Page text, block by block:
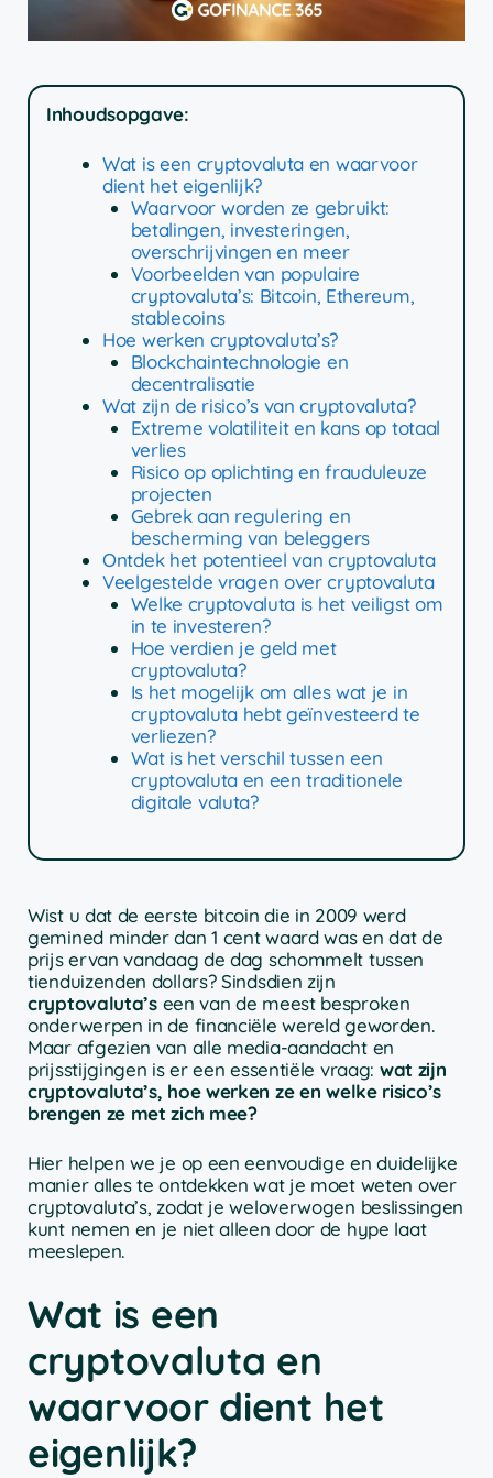
Inhoudsopgave:
Wat is een cryptovaluta en waarvoor
dient het eigenlijk?
Waarvoor worden ze gebruikt:
betalingen, investeringen,
overschrijvingen en meer
Voorbeelden van populaire
cryptovaluta’s: Bitcoin, Ethereum,
stablecoins
Hoe werken cryptovaluta’s?
Blockchaintechnologie en
decentralisatie
Wat zijn de risico’s van cryptovaluta?
Extreme volatiliteit en kans op totaal
verlies
Risico op oplichting en frauduleuze
projecten
Gebrek aan regulering en
bescherming van beleggers
Ontdek het potentieel van cryptovaluta
Veelgestelde vragen over cryptovaluta
Welke cryptovaluta is het veiligst om
in te investeren?
Hoe verdien je geld met
cryptovaluta?
Is het mogelijk om alles wat je in
cryptovaluta hebt geïnvesteerd te
verliezen?
Wat is het verschil tussen een
cryptovaluta en een traditionele
digitale valuta?
Wist u dat de eerste bitcoin die in 2009 werd
gemined minder dan 1 cent waard was en dat de
prijs ervan vandaag de dag schommelt tussen
tienduizenden dollars? Sindsdien zijn
cryptovaluta’s een van de meest besproken
onderwerpen in de financiële wereld geworden.
Maar afgezien van alle media-aandacht en
prijsstijgingen is er een essentiële vraag: wat zijn
cryptovaluta’s, hoe werken ze en welke risico’s
brengen ze met zich mee?
Hier helpen we je op een eenvoudige en duidelijke
manier alles te ontdekken wat je moet weten over
cryptovaluta’s, zodat je weloverwogen beslissingen
kunt nemen en je niet alleen door de hype laat
meeslepen.
Wat is een
cryptovaluta en
waarvoor dient het
eigenlijk?